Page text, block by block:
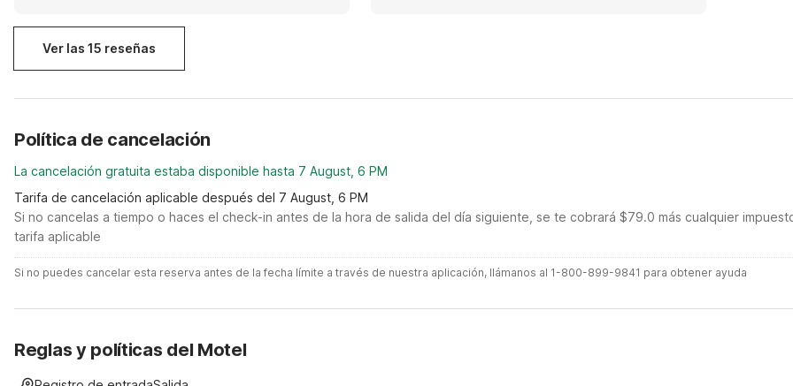
Ver las 15 reseñas
Política de cancelación
La cancelación gratuita estaba disponible hasta 7 August, 6 PM
Tarifa de cancelación aplicable después del 7 August, 6 PM
Si no cancelas a tiempo o haces el check-in antes de la hora de salida del día siguiente, se te cobrará $79.0 más cualquier
tarifa aplicable
Si no puedes cancelar esta reserva antes de la fecha límite a través de nuestra aplicación, llámanos al 1-800-899-9841 para obtener ayuda
Reglas y políticas del Motel